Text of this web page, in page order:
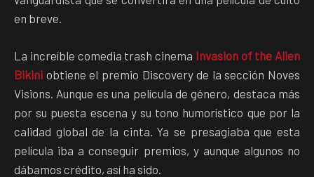
en breve.
La increíble comedia trash cinema Invasion of the Alien
Bikini obtiene el premio Discovery de la sección Noves
Visions. Aunque es una película de género, destaca más
por su puesta escena y su tono humorístico que por la
calidad global de la cinta. Ya se presagiaba que esta
película iba a conseguir premios, y aunque algunos no
dábamos crédito, así ha sido.